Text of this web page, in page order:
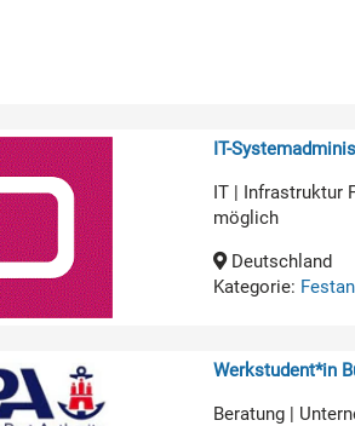
IT-
IT | Infrastruktur
möglich
Deutschland
Kategorie:
Werkstudent*in
Beratung |